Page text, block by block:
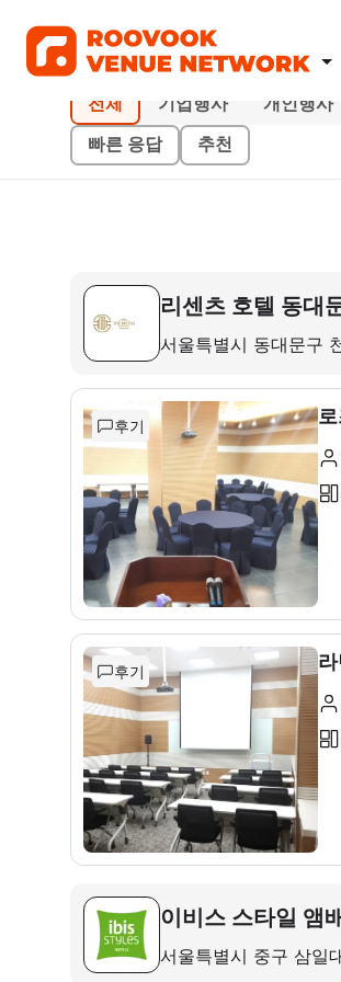
전체 기업행사 개인행사
빠른 응답 추천
리센츠 호텔 동대
서울특별시 동대문구
후기
후기 라
이비스 스타일 앰
서울특별시 중구 삼일